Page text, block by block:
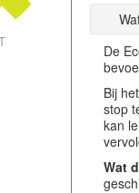
De
Bij
stop
kan
Wat